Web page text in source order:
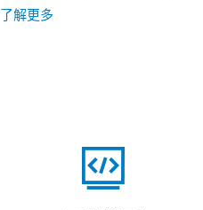
生产的优质平板型芯片，采用先
进的陶瓷体技术，使产品运行达
了解更多